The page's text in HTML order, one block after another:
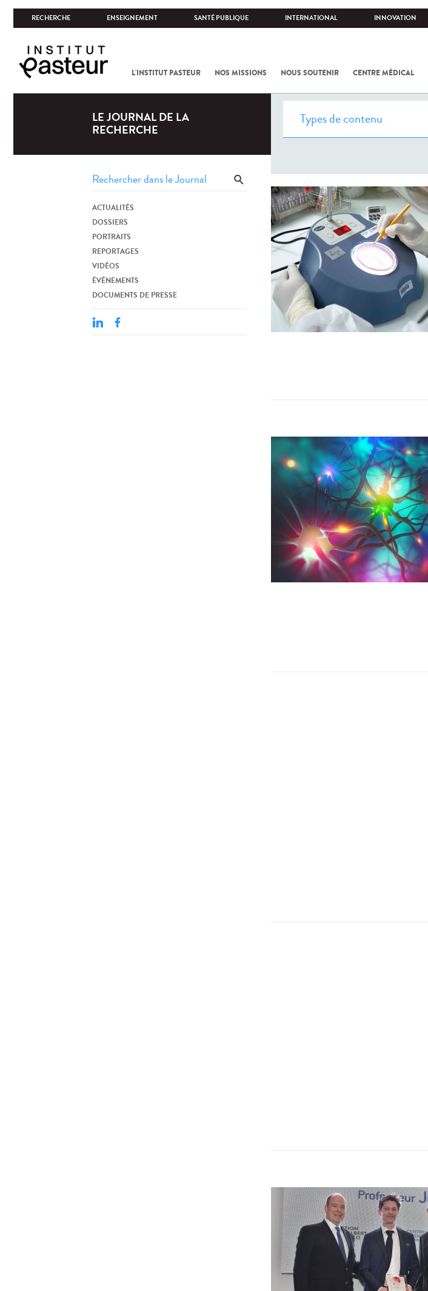
RECHERCHE ENSEIGNEMENT SANTÉ PUBLIQUE INTERNATIONAL INNOVATION
L'INSTITUT PASTEUR NOS MISSIONS NOUS SOUTENIR CENTRE MÉDICAL
LE JOURNAL DE LA
RECHERCHE
ACTUALITÉS
DOSSIERS
PORTRAITS
REPORTAGES
VIDÉOS
ÉVÉNEMENTS
DOCUMENTS DE PRESSE